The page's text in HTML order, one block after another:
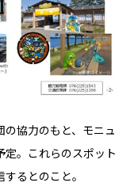
の協力のもと、モニュ
。これらのスポット
るとのこと。